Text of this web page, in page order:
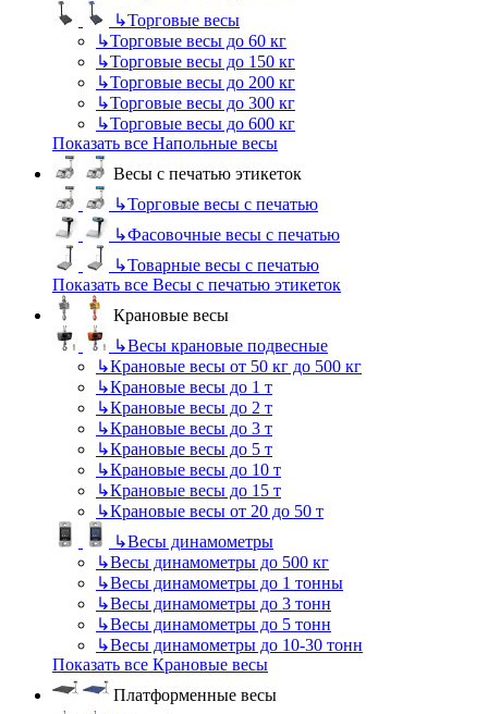
↳Торговые весы
↳Торговые весы до 60 кг
↳Торговые весы до 150 кг
↳Торговые весы до 200 кг
↳Торговые весы до 300 кг
↳Торговые весы до 600 кг
Показать все Напольные весы
Весы с печатью этикеток
↳Торговые весы с печатью
↳Фасовочные весы с печатью
↳Товарные весы с печатью
Показать все Весы с печатью этикеток
Крановые весы
↳Весы крановые подвесные
↳Крановые весы от 50 кг до 500 кг
↳Крановые весы до 1 т
↳Крановые весы до 2 т
↳Крановые весы до 3 т
↳Крановые весы до 5 т
↳Крановые весы до 10 т
↳Крановые весы до 15 т
↳Крановые весы от 20 до 50 т
↳Весы динамометры
↳Весы динамометры до 500 кг
↳Весы динамометры до 1 тонны
↳Весы динамометры до 3 тонн
↳Весы динамометры до 5 тонн
↳Весы динамометры до 10-30 тонн
Показать все Крановые весы
Платформенные весы